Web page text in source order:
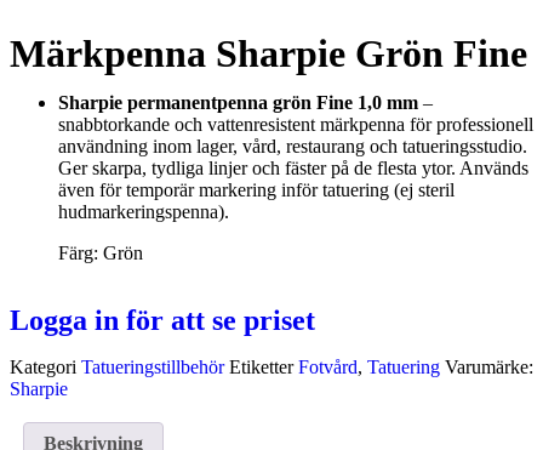
Märkpenna Sharpie Grön Fine
Sharpie permanentpenna grön Fine 1,0 mm –
snabbtorkande och vattenresistent märkpenna för professionell
användning inom lager, vård, restaurang och tatueringsstudio.
Ger skarpa, tydliga linjer och fäster på de flesta ytor. Används
även för temporär markering inför tatuering (ej steril
hudmarkeringspenna).
Färg: Grön
Logga in för att se priset
Kategori Tatueringstillbehör Etiketter Fotvård, Tatuering Varumärke:
Sharpie
Beskrivning